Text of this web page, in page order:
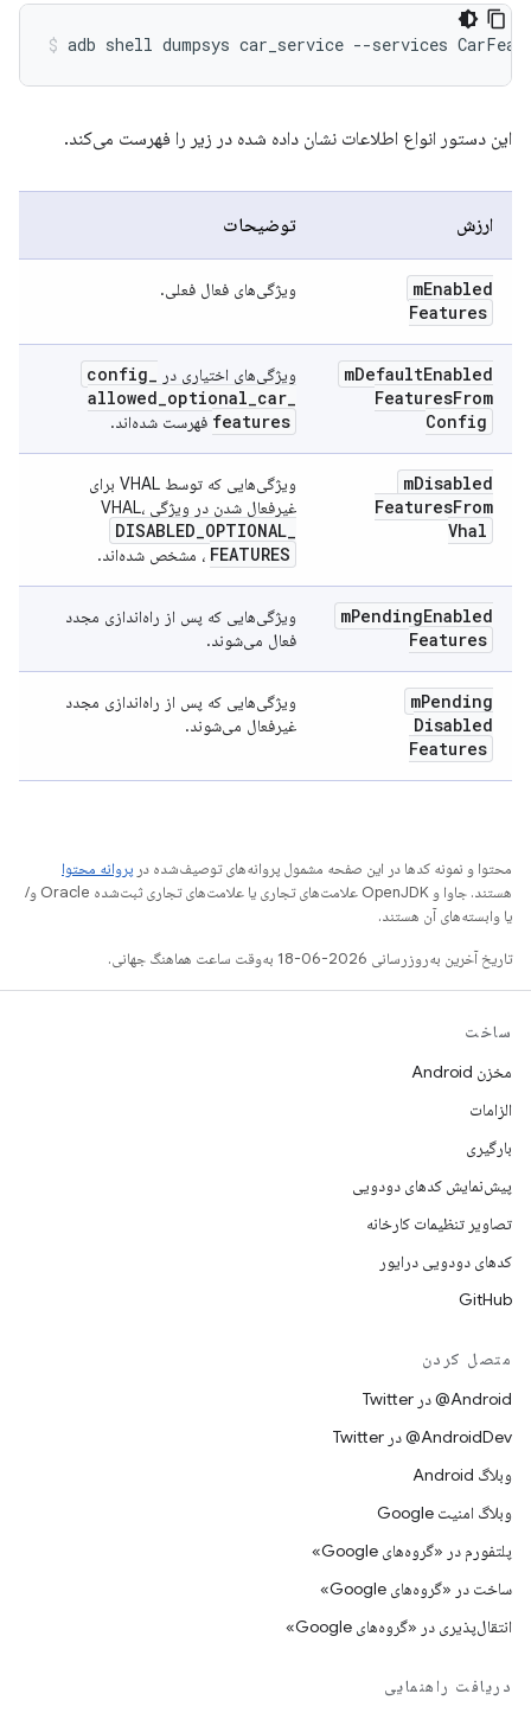
این دستور انواع اطلاعات نشان داده شده در زیر را فهرست می‌کند.
ارزش توضیحات
mEnabled
Features
ویژگی‌های فعال فعلی.
mDefaultEnabled
FeaturesFrom
Config
ویژگی‌های اختیاری در config_
allowed_optional_car_
features فهرست شده‌اند.
mDisabled
FeaturesFrom
Vhal
ویژگی‌هایی که توسط VHAL برای
غیرفعال شدن در ویژگی VHAL،
DISABLED_OPTIONAL_
FEATURES ، مشخص شده‌اند.
mPendingEnabled
Features
ویژگی‌هایی که پس از راه‌اندازی مجدد
فعال می‌شوند.
mPending
Disabled
Features
ویژگی‌هایی که پس از راه‌اندازی مجدد
غیرفعال می‌شوند.
محتوا و نمونه کدها در این صفحه مشمول پروانه‌های توصیف‌شده در پروانه محتوا
هستند. جاوا و OpenJDK علامت‌های تجاری یا علامت‌های تجاری ثبت‌شده Oracle و/
یا وابسته‌های آن هستند.
تاریخ آخرین به‌روزرسانی 2026-06-18 به‌وقت ساعت هماهنگ جهانی.
ساخت
مخزن Android
الزامات
بارگیری
پیش‌نمایش کدهای دودویی
تصاویر تنظیمات کارخانه
کدهای دودویی درایور
GitHub
متصل کردن
Android@ در Twitter
AndroidDev@ در Twitter
وبلاگ Android
وبلاگ امنیت Google
پلتفورم در «گروه‌های Google»
ساخت در «گروه‌های Google»
انتقال‌پذیری در «گروه‌های Google»
دریافت راهنمایی